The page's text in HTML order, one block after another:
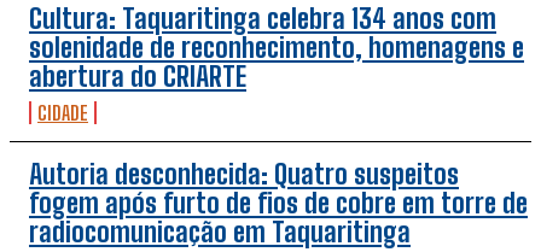
Cultura: Taquaritinga celebra 134 anos com
solenidade de reconhecimento, homenagens e
abertura do CRIARTE
CIDADE
Autoria desconhecida: Quatro suspeitos
fogem após furto de fios de cobre em torre de
radiocomunicação em Taquaritinga